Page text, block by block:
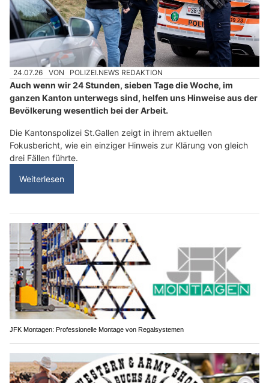
24.07.26 VON POLIZEI.NEWS REDAKTION
Auch wenn wir 24 Stunden, sieben Tage die Woche, im
ganzen Kanton unterwegs sind, helfen uns Hinweise aus der
Bevölkerung wesentlich bei der Arbeit.
Die Kantonspolizei St.Gallen zeigt in ihrem aktuellen
drei Fällen führte.
Weiterlesen
JFK Montagen: Professionelle Montage von Regalsystemen